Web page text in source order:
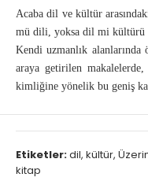
Acaba dil ve kültür
mü dili, yoksa dil mi kültürü
Kendi uzmanlık
araya getirilen
kimliğine yönelik bu geniş
Etiketler:dil, kültür,
kitap